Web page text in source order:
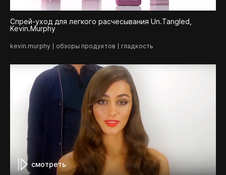
Спрей-уход для легкого расчесывания Un.Tangled,
Kevin.Murphy
kevin.murphy обзоры продуктов гладкость
смотреть